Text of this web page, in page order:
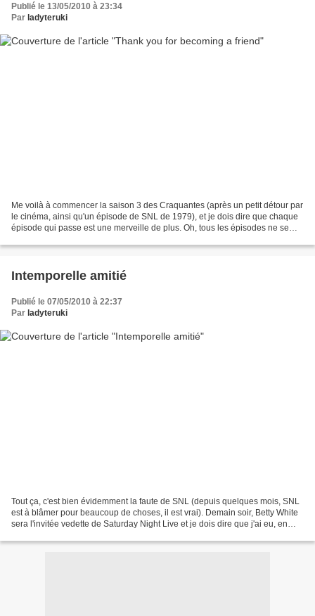
Publié le 13/05/2010 à 23:34
Par ladyteruki
Me voilà à commencer la saison 3 des Craquantes (après un petit détour par
le cinéma, ainsi qu'un épisode de SNL de 1979), et je dois dire que chaque
épisode qui passe est une merveille de plus. Oh, tous les épisodes ne se
Intemporelle amitié
Publié le 07/05/2010 à 22:37
Par ladyteruki
Tout ça, c'est bien évidemment la faute de SNL (depuis quelques mois, SNL
est à blâmer pour beaucoup de choses, il est vrai). Demain soir, Betty White
sera l'invitée vedette de Saturday Night Live et je dois dire que j'ai eu, en